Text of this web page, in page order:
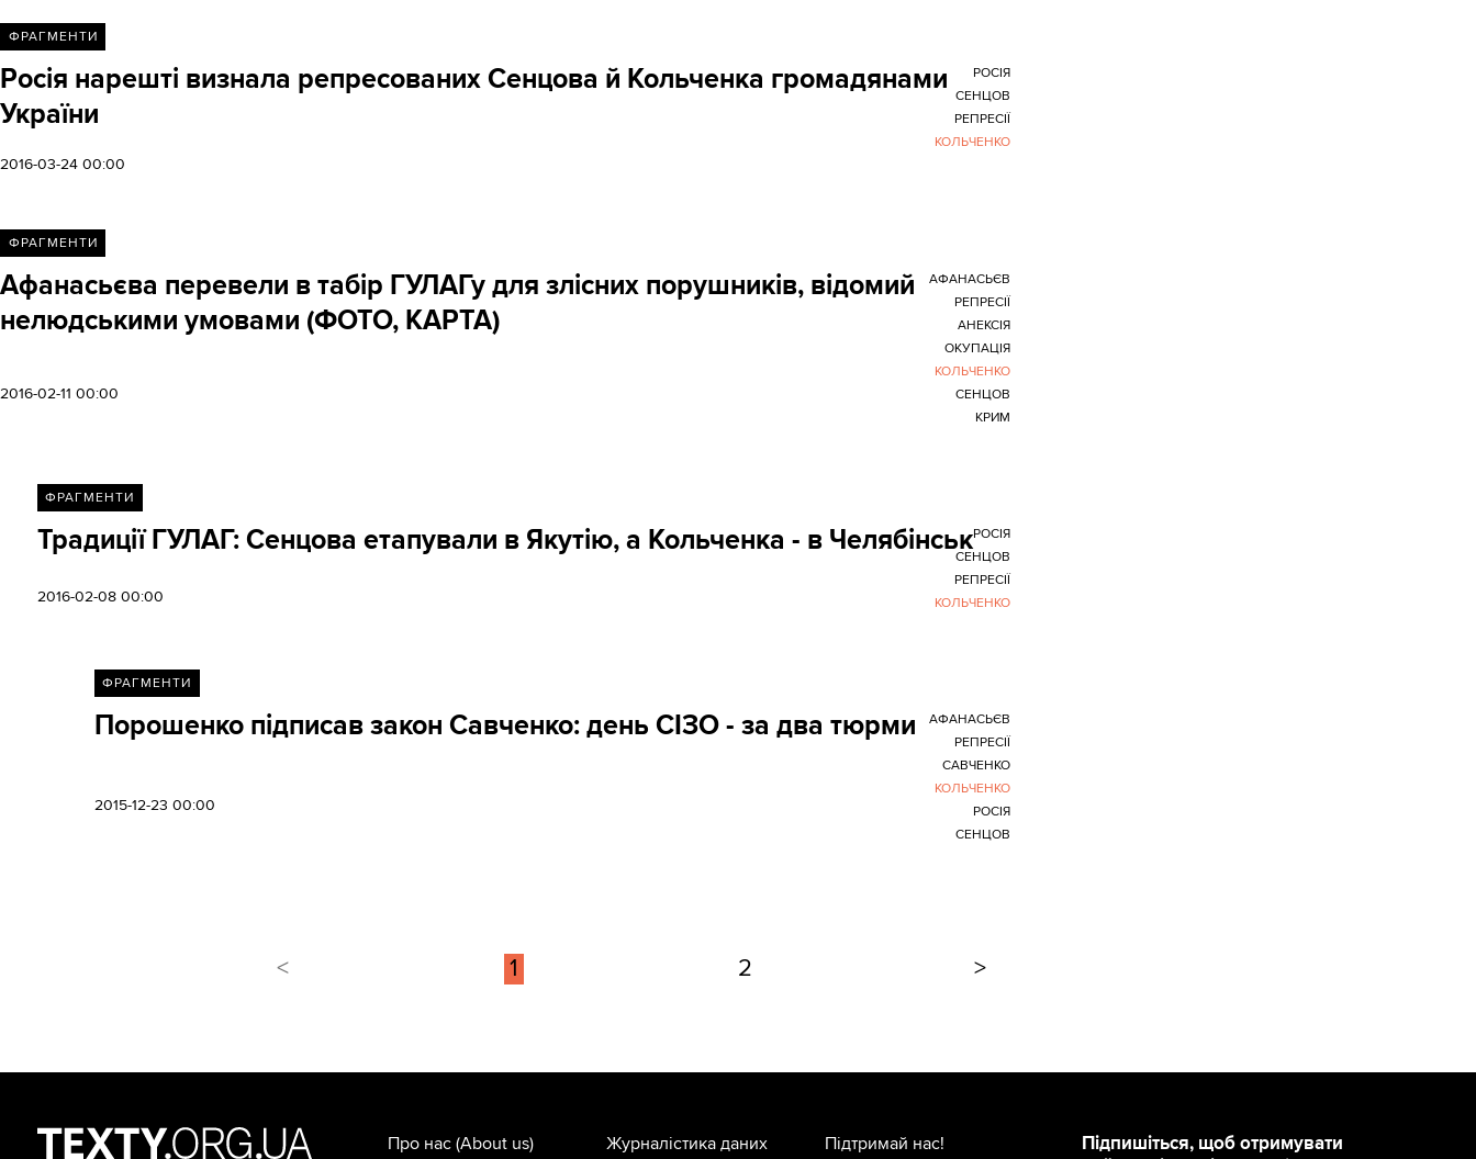
ФРАГМЕНТИ
Росія нарешті визнала репресованих Сенцова й Кольченка громадянами
України
2016-03-24 00:00
РОСІЯ
СЕНЦОВ
РЕПРЕСІЇ
КОЛЬЧЕНКО
ФРАГМЕНТИ
Афанасьєва перевели в табір ГУЛАГу для злісних порушників, відомий
нелюдськими умовами (ФОТО, КАРТА)
2016-02-11 00:00
АФАНАСЬЄВ
РЕПРЕСІЇ
АНЕКСІЯ
ОКУПАЦІЯ
КОЛЬЧЕНКО
СЕНЦОВ
КРИМ
ФРАГМЕНТИ
Традиції ГУЛАГ: Сенцова етапували в Якутію, а Кольченка - в Челябінськ
2016-02-08 00:00
РОСІЯ
СЕНЦОВ
РЕПРЕСІЇ
КОЛЬЧЕНКО
ФРАГМЕНТИ
Порошенко підписав закон Савченко: день СІЗО - за два тюрми
2015-12-23 00:00
АФАНАСЬЄВ
РЕПРЕСІЇ
САВЧЕНКО
КОЛЬЧЕНКО
РОСІЯ
СЕНЦОВ
< 1 2 >
Підпишіться, щоб отримувати
Про нас (About us) Журналістика даних Підтримай нас!